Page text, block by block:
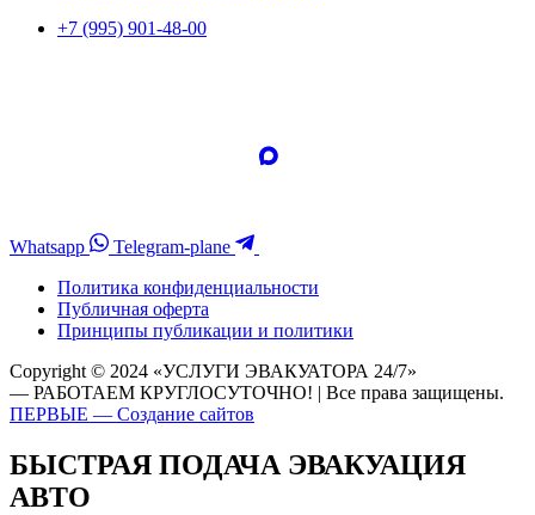
+7 (995) 901-48-00
Whatsapp
Telegram-plane
Политика конфиденциальности
Публичная оферта
Принципы публикации и политики
Copyright © 2024 «УСЛУГИ ЭВАКУАТОРА 24/7»
— РАБОТАЕМ КРУГЛОСУТОЧНО! | Все права защищены.
ПЕРВЫЕ — Создание сайтов
БЫСТРАЯ ПОДАЧА ЭВАКУАЦИЯ
АВТО